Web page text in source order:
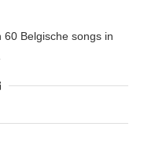
Belgische songs in